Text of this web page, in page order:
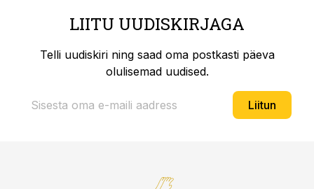
LIITU UUDISKIRJAGA
Telli uudiskiri ning saad oma postkasti päeva
olulisemad uudised.
Liitun